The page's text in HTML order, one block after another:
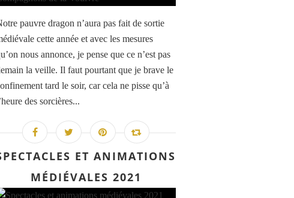
pauvre dragon n’aura pas fait de sortie
cette année et avec les mesures
nous annonce, je pense que ce n’est pas
la veille. Il faut pourtant que je brave le
tard le soir, car cela ne pisse qu’à
des sorcières...
ET ANIMATIONS
MÉDIÉVALES 2021